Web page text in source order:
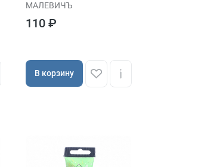
МАЛЕВИЧЪ
110 ₽
В корзину